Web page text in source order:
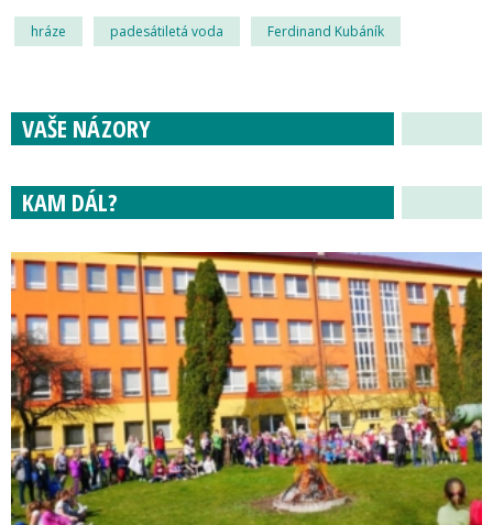
hráze padesátiletá voda Ferdinand Kubáník
VAŠE NÁZORY
KAM DÁL?